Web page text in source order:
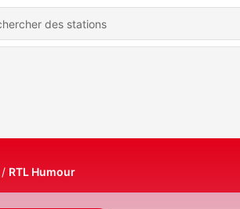
RTL Humour